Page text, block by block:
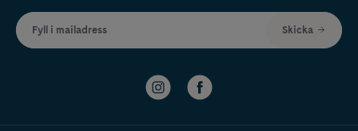
Fyll i mailadress Skicka